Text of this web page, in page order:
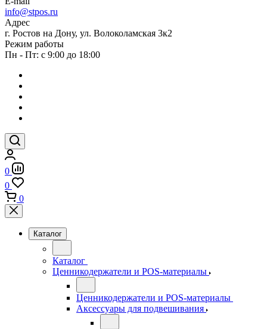
info@stpos.ru
Адрес
г. Ростов на Дону, ул. Волоколамская 3к2
Режим работы
Пн - Пт: с 9:00 до 18:00
0
0
0
Каталог
Каталог
Ценникодержатели и POS-материалы
Ценникодержатели и POS-материалы
Аксессуары для подвешивания